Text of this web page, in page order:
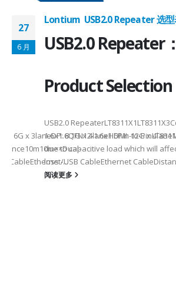
8.1G x 4laneHDMI: 12G
USB CableEthernet
27
6 月
Lontium USB2.0 Repeater 选
USB2.0 Repeater：
Product Selection
USB2.0
1.6x1.6QFN12-1.6x1.6Pin-to-
due to capacitive load which will
loss -...
阅读更多